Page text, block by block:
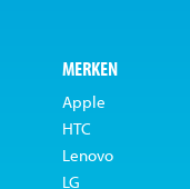
MERKEN
Apple
HTC
Lenovo
LG